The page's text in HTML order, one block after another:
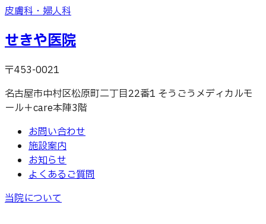
皮膚科・婦人科
せきや医院
〒453-0021
名古屋市中村区松原町二丁目22番1 そうごうメディカルモ
ール＋care本陣3階
お問い合わせ
施設案内
お知らせ
よくあるご質問
当院について